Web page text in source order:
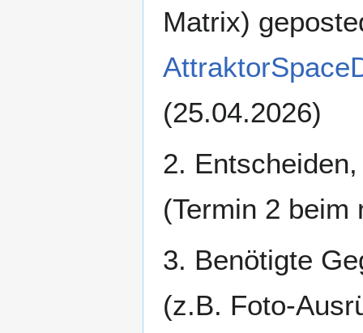
Matrix)
(25.04.2026)
2.
(Termin 2 beim
3. Benötigte
(z.B. Foto-